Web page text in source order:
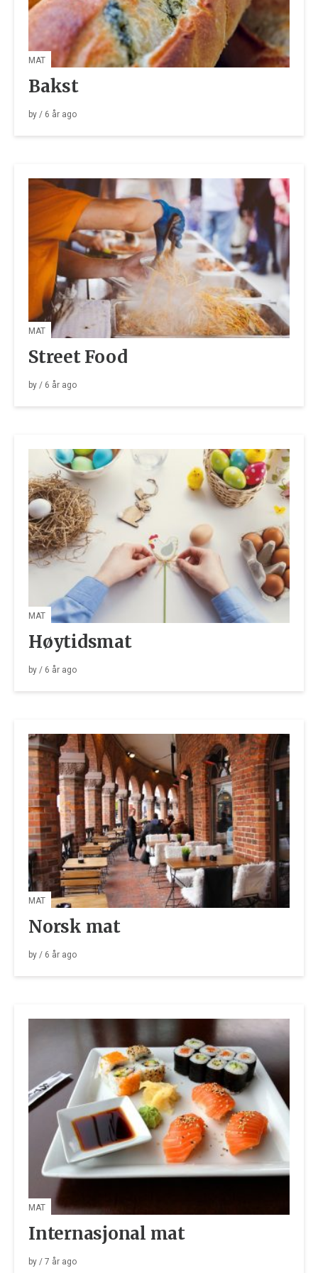
MAT
Bakst
by / 6 år ago
MAT
Street Food
by / 6 år ago
MAT
Høytidsmat
by / 6 år ago
MAT
Norsk mat
by / 6 år ago
MAT
Internasjonal mat
by / 7 år ago